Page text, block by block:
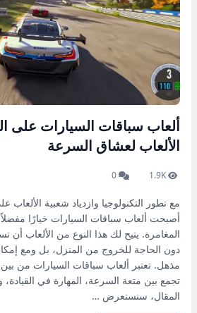
ألعاب سباقات السيارات على
الألعاب لعشاق السرعة
1.9K
0
مع تطور التكنولوجيا وازدياد شعبية الألعاب
أصبحت ألعاب سباقات السيارات خيارًا
المغامرة. يتيح لك هذا النوع من الألعاب أن
دون الحاجة للخروج من المنزل، بل ومع
مذهل. تعتبر ألعاب سباقات السيارات من بين
تجمع بين متعة السرعة، المهارة في
المقال، سنستعرض …